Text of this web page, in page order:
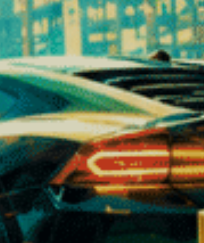
Schnelle Entspannung
Ein ausgeprägtes Wohlbefinden
Leichte Euphorie
Geistige Ruhe
Zkittlez wird traditionell mit entspannender und
Warum sollte man sich für
1. Eine Ultra-Gourmet-Variante
Einzigartiges fruchtiges Aroma, wie tropische
2. Ein intensiveres Erlebnis
THCX macht wirklich einen Unterschied.
3. Extrem einfach zu bedienen